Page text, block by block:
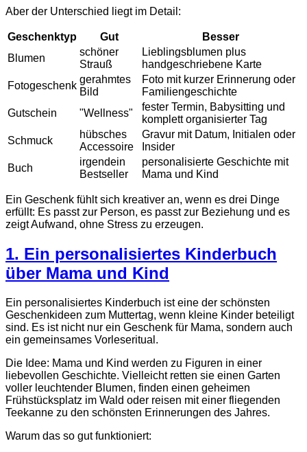
Aber der Unterschied liegt im Detail:
Geschenktyp Gut
Besser
Blumen
schöner
Strauß
Lieblingsblumen plus
handgeschriebene Karte
Fotogeschenk
gerahmtes
Bild
Foto mit kurzer Erinnerung oder
Familiengeschichte
Gutschein
"Wellness"
fester Termin, Babysitting und
komplett organisierter Tag
Schmuck
hübsches
Accessoire
Gravur mit Datum, Initialen oder
Insider
Buch
irgendein
Bestseller
personalisierte Geschichte mit
Mama und Kind
Ein Geschenk fühlt sich kreativer an, wenn es drei Dinge
erfüllt: Es passt zur Person, es passt zur Beziehung und es
zeigt Aufwand, ohne Stress zu erzeugen.
1. Ein personalisiertes Kinderbuch
über Mama und Kind
Ein personalisiertes Kinderbuch ist eine der schönsten
Geschenkideen zum Muttertag, wenn kleine Kinder beteiligt
sind. Es ist nicht nur ein Geschenk für Mama, sondern auch
ein gemeinsames Vorleseritual.
Die Idee: Mama und Kind werden zu Figuren in einer
liebevollen Geschichte. Vielleicht retten sie einen Garten
voller leuchtender Blumen, finden einen geheimen
Frühstücksplatz im Wald oder reisen mit einer fliegenden
Teekanne zu den schönsten Erinnerungen des Jahres.
Warum das so gut funktioniert: